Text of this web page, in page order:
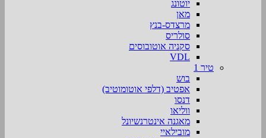
יוטונג
מאן
מרצדס-בנץ
סולריס
סקניה אוטובוסים
VDL
טיר 1
בוש
אפטיב (דלפי אוטומוטיב)
דנסו
ווליאו
מאגנה אינטרנשיונל
מובילאיי